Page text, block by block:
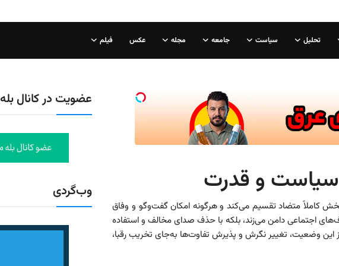
تحلیل سیاست جامعه مجله عکس فیلم
و قدرت
کاملاً متضاد تقسیم می‌کند و هرگونه امکان گفت‌وگو و وفاق
اجتماعی دامن می‌زند، بلکه با حذف صدای مخالف و استفاده
این وضعیت، تغییر نگرش و پذیرش تفاوت‌ها به‌جای تخریب رقبا،
عضویت در کانال بله
وب‌گردی